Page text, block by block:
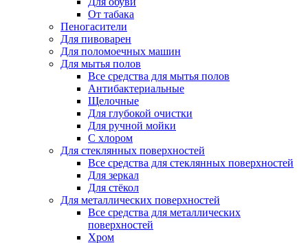
От табака
Пеногасители
Для пивоварен
Для поломоечных машин
Для мытья полов
Все средства для мытья полов
Антибактериальные
Щелочные
Для глубокой очистки
Для ручной мойки
С хлором
Для стеклянных поверхностей
Все средства для стеклянных поверхностей
Для зеркал
Для стёкол
Для металлических поверхностей
Все средства для металлических
поверхностей
Хром